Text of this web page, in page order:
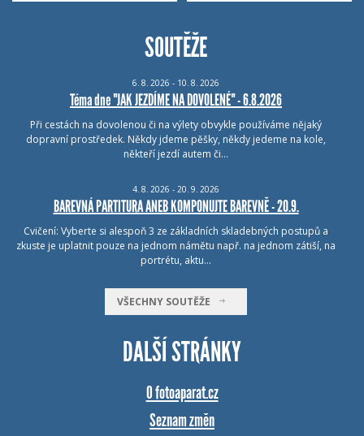
SOUTĚŽE
6. 8. 2026 - 10. 8. 2026
Téma dne "JAK JEZDÍME NA DOVOLENÉ" - 6.8.2026
Při cestách na dovolenou či na výlety obvykle používáme nějaký
dopravní prostředek. Někdy jdeme pěšky, někdy jedeme na kole,
někteří jezdí autem či…
4. 8. 2026 - 20. 9. 2026
BAREVNÁ PARTITURA ANEB KOMPONUJTE BAREVNĚ - 20.9.
Cvičení: Vyberte si alespoň 3 ze základních skladebných postupů a
zkuste je uplatnit pouze na jednom námětu např. na jednom zátiší, na
portrétu, aktu…
VŠECHNY SOUTĚŽE
DALŠÍ STRÁNKY
O fotoaparat.cz
Seznam změn